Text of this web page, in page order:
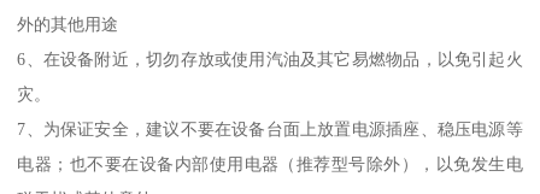
外的其他用途
6、在设备附近，切勿存放或使用汽油及其它易燃物品，以免引起火
灾。
7、为保证安全，建议不要在设备台面上放置电源插座、稳压电源等
电器；也不要在设备内部使用电器（推荐型号除外），以免发生电